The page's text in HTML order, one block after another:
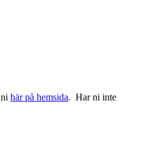
här på hemsida. Har ni inte